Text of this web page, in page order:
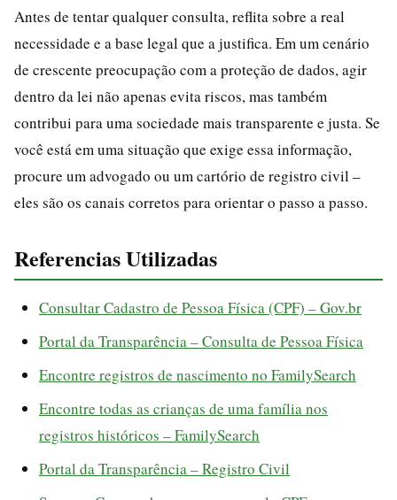
Antes de tentar qualquer consulta, reflita sobre a real
necessidade e a base legal que a justifica. Em um cenário
de crescente preocupação com a proteção de dados, agir
dentro da lei não apenas evita riscos, mas também
contribui para uma sociedade mais transparente e justa. Se
você está em uma situação que exige essa informação,
procure um advogado ou um cartório de registro civil –
eles são os canais corretos para orientar o passo a passo.
Referencias Utilizadas
Consultar Cadastro de Pessoa Física (CPF) – Gov.br
Portal da Transparência – Consulta de Pessoa Física
Encontre registros de nascimento no FamilySearch
Encontre todas as crianças de uma família nos
registros históricos – FamilySearch
Portal da Transparência – Registro Civil